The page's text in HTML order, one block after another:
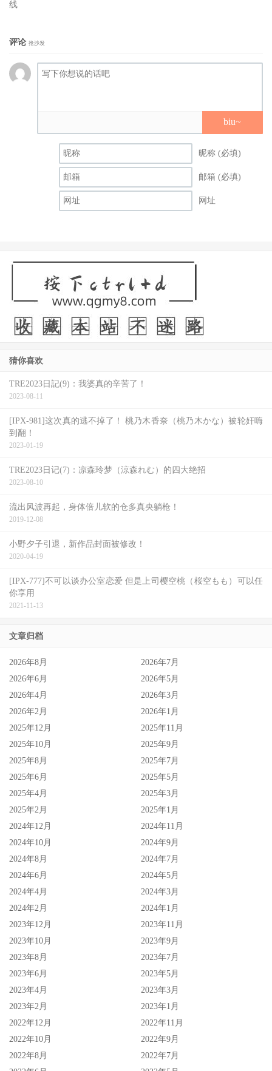
线
评论 抢沙发
biu~
昵称 (必填)
邮箱 (必填)
网址
猜你喜欢
TRE2023日記(9)：我婆真的辛苦了！
2023-08-11
[IPX-981]这次真的逃不掉了！ 桃乃木香奈（桃乃木かな）被轮奸嗨
到翻！
2023-01-19
TRE2023日记(7)：凉森玲梦（涼森れむ）的四大绝招
2023-08-10
流出风波再起，身体倍儿软的仓多真央躺枪！
2019-12-08
小野夕子引退，新作品封面被修改！
2020-04-19
[IPX-777]不可以谈办公室恋爱 但是上司樱空桃（桜空もも）可以任
你享用
2021-11-13
文章归档
2026年8月
2026年7月
2026年6月
2026年5月
2026年4月
2026年3月
2026年2月
2026年1月
2025年12月
2025年11月
2025年10月
2025年9月
2025年8月
2025年7月
2025年6月
2025年5月
2025年4月
2025年3月
2025年2月
2025年1月
2024年12月
2024年11月
2024年10月
2024年9月
2024年8月
2024年7月
2024年6月
2024年5月
2024年4月
2024年3月
2024年2月
2024年1月
2023年12月
2023年11月
2023年10月
2023年9月
2023年8月
2023年7月
2023年6月
2023年5月
2023年4月
2023年3月
2023年2月
2023年1月
2022年12月
2022年11月
2022年10月
2022年9月
2022年8月
2022年7月